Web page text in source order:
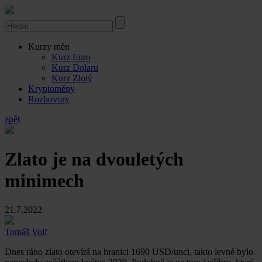
Kurzy měn
Kurz Euro
Kurz Dolaru
Kurz Zlotý
Kryptoměny
Rozhovory
zpět
Zlato je na dvouletých
minimech
21.7.2022
Tomáš Volf
Dnes ráno zlato otevírá na hranici 1690 USD/unci, takto levné bylo